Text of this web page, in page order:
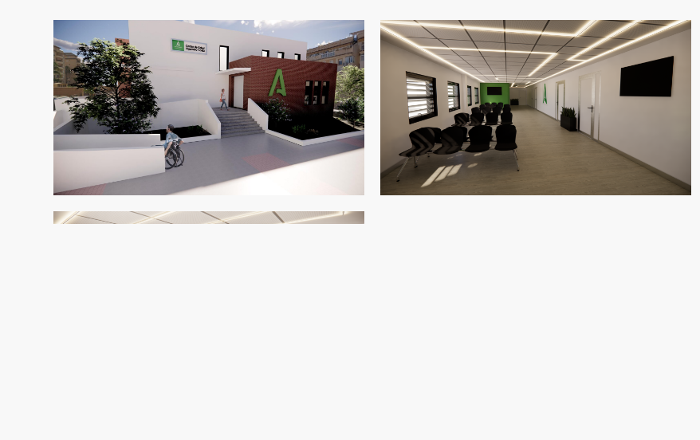
La envolvente del edificio mantiene su estética actual, aunque se produce una modificación en su
volumetría al incorporar un nuevo acceso peatonal privado en planta baja directo a la entrada del
Consultorio, aunque siguiendo la hegemonía visual de la estética del estado actual.
Respecto al interior, se redistribuye el espacio, ya que el uso anterior no es compatible con el programa
necesario para el funcionamiento del Centro de Salud. Se proyectan nueve consultas totalmente
equipadas, dos salas de espera, recepción, oficios de limpio y socio, cuarto de limpieza, núcleo de aseos y
espacio para el personal.